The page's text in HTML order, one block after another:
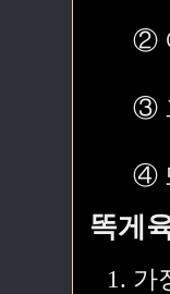
②
③
④
똑게
가